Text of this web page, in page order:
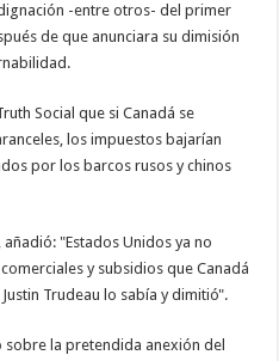
-entre otros- del primer
de que anunciara su dimisión
Social que si Canadá se
los impuestos bajarían
por los barcos rusos y chinos
"Estados Unidos ya no
y subsidios que Canadá
Trudeau lo sabía y dimitió".
la pretendida anexión del